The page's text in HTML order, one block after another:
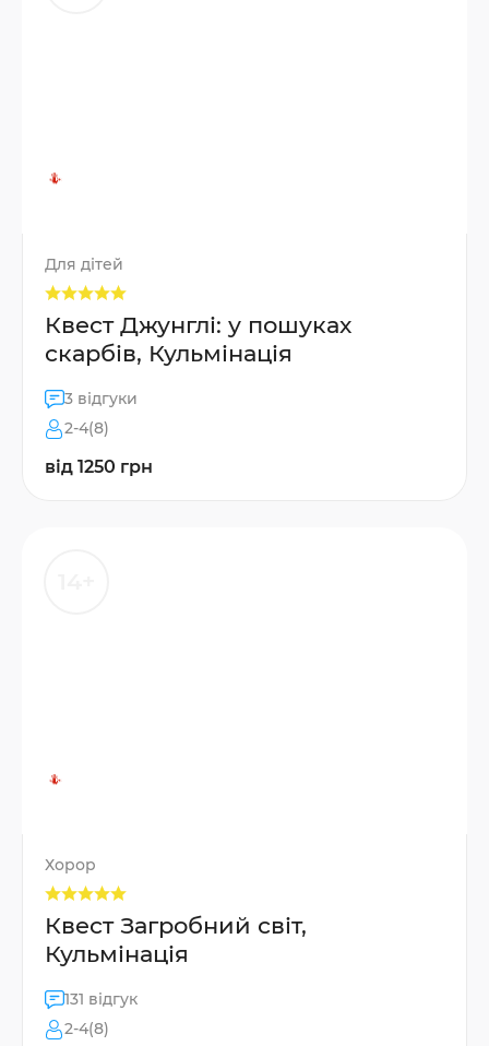
Для дітей
Квест Джунглі: у пошуках
скарбів, Кульмінація
3 відгуки
2-4(8)
від 1250 грн
Хорор
Квест Загробний світ,
Кульмінація
131 відгук
2-4(8)